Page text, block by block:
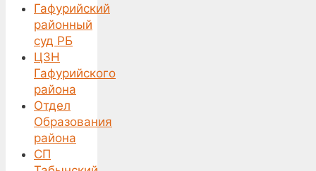
Гафурийский
районный
суд РБ
ЦЗН
Гафурийского
района
Отдел
Образования
района
СП